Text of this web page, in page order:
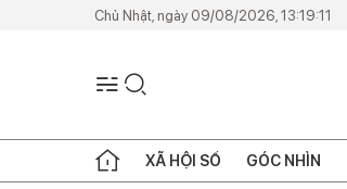
Chủ Nhật, ngày 09/08/2026, 13:19:11
XÃ HỘI SỐ GÓC NHÌN